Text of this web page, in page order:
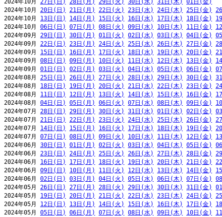
2024年10月 27日(日) 28日(月) 29日(火) 30日(水) 31日(木)
01日(金)
2024年10月 20日(日) 21日(月) 22日(火) 23日(水) 24日(木) 25日(金)
2024年10月 13日(日) 14日(月) 15日(火) 16日(水) 17日(木) 18日(金)
2024年10月 06日(日) 07日(月) 08日(火) 09日(水) 10日(木) 11日(金)
2024年09月 29日(日) 30日(月) 01日(火) 02日(水) 03日(木) 04日(金)
2024年09月 22日(日) 23日(月) 24日(火) 25日(水) 26日(木) 27日(金)
2024年09月 15日(日) 16日(月) 17日(火) 18日(水) 19日(木) 20日(金)
2024年09月 08日(日) 09日(月) 10日(火) 11日(水) 12日(木) 13日(金)
2024年09月 01日(日) 02日(月) 03日(火) 04日(水) 05日(木) 06日(金)
2024年08月 25日(日) 26日(月) 27日(火) 28日(水) 29日(木) 30日(金)
2024年08月 18日(日) 19日(月) 20日(火) 21日(水) 22日(木) 23日(金)
2024年08月 11日(日) 12日(月) 13日(火) 14日(水) 15日(木) 16日(金)
2024年08月 04日(日) 05日(月) 06日(火) 07日(水) 08日(木) 09日(金)
2024年07月 28日(日) 29日(月) 30日(火) 31日(水) 01日(木) 02日(金)
2024年07月 21日(日) 22日(月) 23日(火) 24日(水) 25日(木) 26日(金)
2024年07月 14日(日) 15日(月) 16日(火) 17日(水) 18日(木) 19日(金)
2024年07月 07日(日) 08日(月) 09日(火) 10日(水) 11日(木) 12日(金)
2024年06月 30日(日) 01日(月) 02日(火) 03日(水) 04日(木) 05日(金)
2024年06月 23日(日) 24日(月) 25日(火) 26日(水) 27日(木) 28日(金)
2024年06月 16日(日) 17日(月) 18日(火) 19日(水) 20日(木) 21日(金)
2024年06月 09日(日) 10日(月) 11日(火) 12日(水) 13日(木) 14日(金)
2024年06月 02日(日) 03日(月) 04日(火) 05日(水) 06日(木) 07日(金)
2024年05月 26日(日) 27日(月) 28日(火) 29日(水) 30日(木) 31日(金)
2024年05月 19日(日) 20日(月) 21日(火) 22日(水) 23日(木) 24日(金)
2024年05月 12日(日) 13日(月) 14日(火) 15日(水) 16日(木) 17日(金)
2024年05月 05日(日) 06日(月) 07日(火) 08日(水) 09日(木) 10日(金)